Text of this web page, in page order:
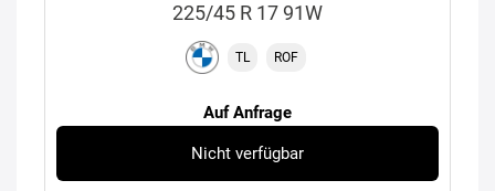
225/45 R 17 91W
TL ROF
Auf Anfrage
Nicht verfügbar